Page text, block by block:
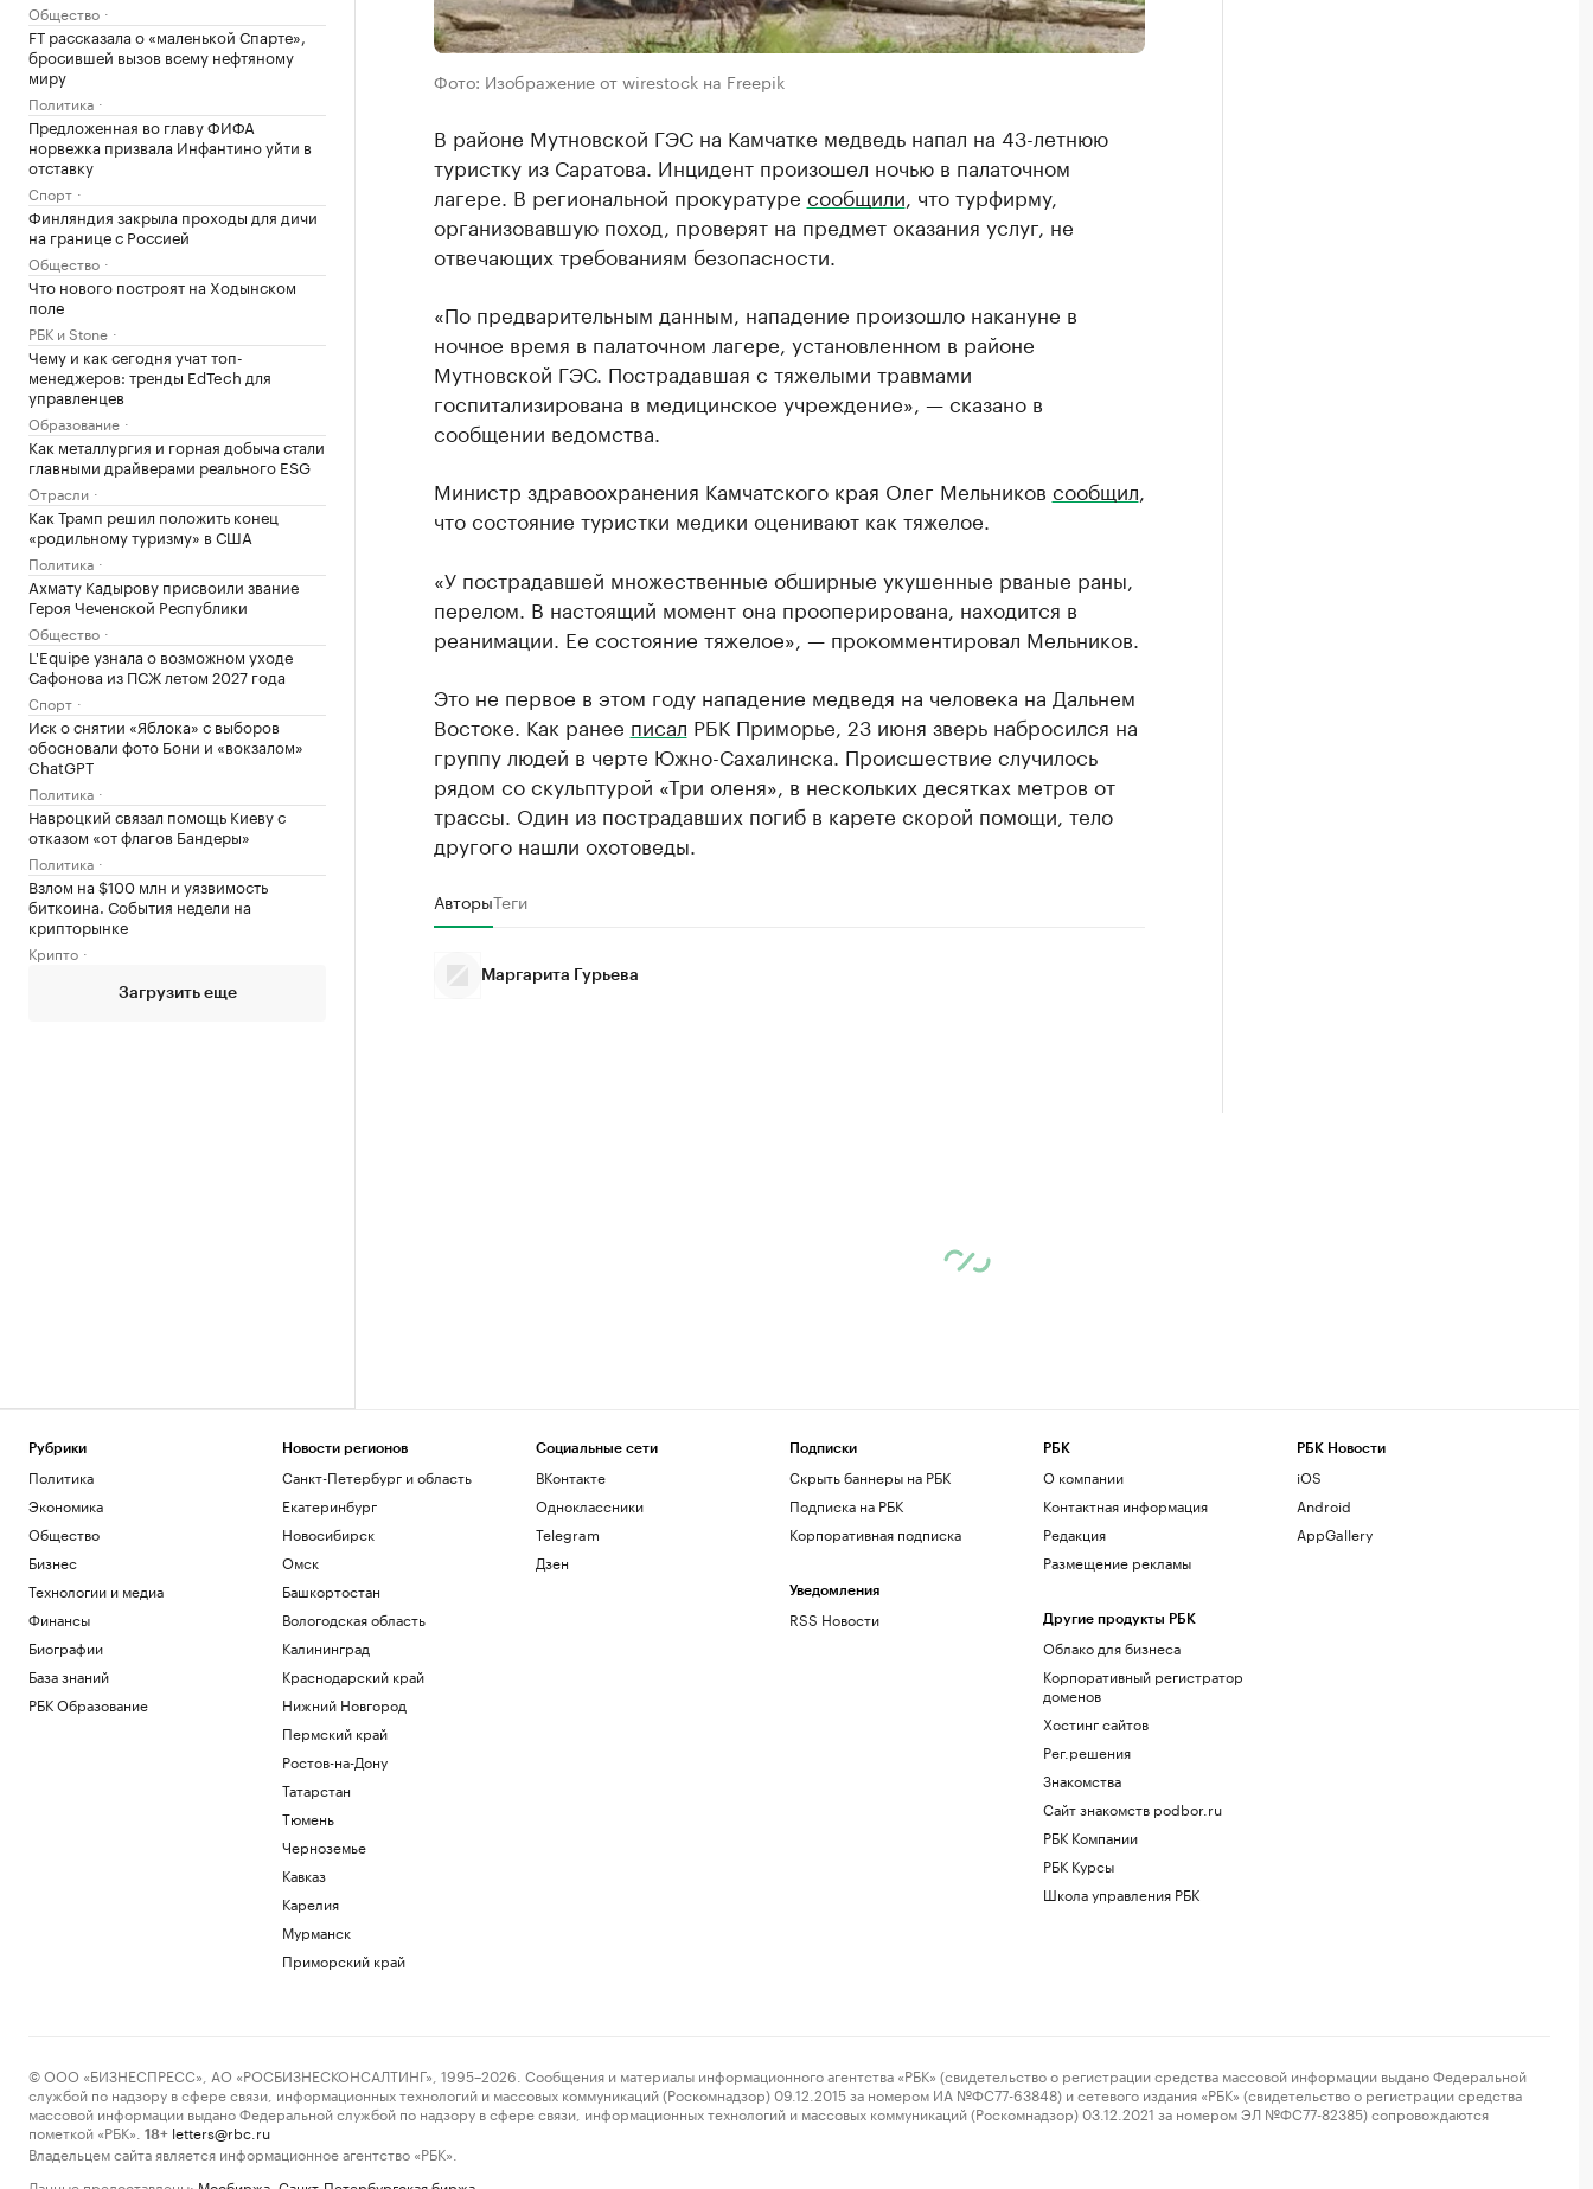
Общество
FT рассказала о «маленькой Спарте»,
бросившей вызов всему нефтяному
миру
Политика
Предложенная во главу ФИФА
норвежка призвала Инфантино уйти в
отставку
Спорт
Финляндия закрыла проходы для дичи
на границе с Россией
Общество
Что нового построят на Ходынском
поле
РБК и Stone
Чему и как сегодня учат топ-
менеджеров: тренды EdTech для
управленцев
Образование
Как металлургия и горная добыча стали
главными драйверами реального ESG
Отрасли
Как Трамп решил положить конец
«родильному туризму» в США
Политика
Ахмату Кадырову присвоили звание
Героя Чеченской Республики
Общество
L'Equipe узнала о возможном уходе
Сафонова из ПСЖ летом 2027 года
Спорт
Иск о снятии «Яблока» с выборов
обосновали фото Бони и «вокзалом»
ChatGPT
Политика
Навроцкий связал помощь Киеву с
отказом «от флагов Бандеры»
Политика
Взлом на $100 млн и уязвимость
биткоина. События недели на
крипторынке
Крипто
Загрузить еще
Фото: Изображение от wirestock на Freepik
В районе Мутновской ГЭС на Камчатке медведь напал на 43-летнюю
туристку из Саратова. Инцидент произошел ночью в палаточном
лагере. В региональной прокуратуре сообщили , что турфирму,
организовавшую поход, проверят на предмет оказания услуг, не
отвечающих требованиям безопасности.
«По предварительным данным, нападение произошло накануне в
ночное время в палаточном лагере, установленном в районе
Мутновской ГЭС. Пострадавшая с тяжелыми травмами
госпитализирована в медицинское учреждение», — сказано в
сообщении ведомства.
Министр здравоохранения Камчатского края Олег Мельников сообщил
что состояние туристки медики оценивают как тяжелое.
«У пострадавшей множественные обширные укушенные рваные раны,
перелом. В настоящий момент она прооперирована, находится в
реанимации. Ее состояние тяжелое», — прокомментировал Мельников.
Это не первое в этом году нападение медведя на человека на Дальнем
Востоке. Как ранее писал РБК Приморье, 23 июня зверь набросился на
группу людей в черте Южно-Сахалинска. Происшествие случилось
рядом со скульптурой «Три оленя», в нескольких десятках метров от
трассы. Один из пострадавших погиб в карете скорой помощи, тело
другого нашли охотоведы.
АвторыТеги
Маргарита Гурьева
Рубрики
Политика
Экономика
Общество
Бизнес
Технологии и медиа
Финансы
Биографии
База знаний
РБК Образование
Новости регионов
Санкт-Петербург и область
Екатеринбург
Новосибирск
Омск
Башкортостан
Вологодская область
Калининград
Краснодарский край
Нижний Новгород
Пермский край
Ростов-на-Дону
Татарстан
Тюмень
Черноземье
Кавказ
Карелия
Мурманск
Приморский край
Социальные сети
ВКонтакте
Одноклассники
Telegram
Дзен
Подписки
Скрыть баннеры на РБК
Подписка на РБК
Корпоративная подписка
Уведомления
RSS Новости
РБК
О компании
Контактная информация
Редакция
Размещение рекламы
Другие продукты РБК
Облако для бизнеса
Корпоративный регистратор
доменов
Хостинг сайтов
Рег.решения
Знакомства
Сайт знакомств podbor.ru
РБК Компании
РБК Курсы
Школа управления РБК
РБК Новости
iOS
Android
AppGallery
© ООО «БИЗНЕСПРЕСС», АО «РОСБИЗНЕСКОНСАЛТИНГ», 1995–2026. Сообщения и материалы информационного агентства «РБК» (свидетельство о регистрации средства массовой информации выдано Федеральной
службой по надзору в сфере связи, информационных технологий и массовых коммуникаций (Роскомнадзор) 09.12.2015 за номером ИА №ФС77-63848) и сетевого издания «РБК» (свидетельство о регистрации средства
массовой информации выдано Федеральной службой по надзору в сфере связи, информационных технологий и массовых коммуникаций (Роскомнадзор) 03.12.2021 за номером ЭЛ №ФС77-82385) сопровождаются
пометкой «РБК».
18+ letters@rbc.ru
Владельцем сайта является информационное агентство «РБК».